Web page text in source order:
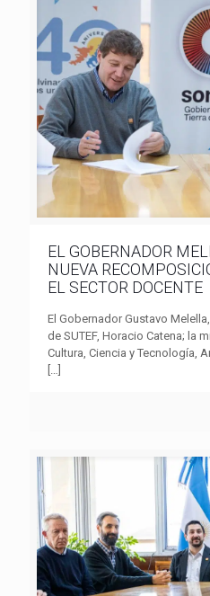
EL GOBERNADOR
NUEVA
EL SECTOR DOCENTE
El Gobernador Gustavo
de SUTEF, Horacio Catena; la
Cultura, Ciencia y Tecnología,
[…]